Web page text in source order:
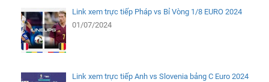
Link xem trực tiếp Pháp vs Bỉ Vòng 1/8 EURO 2024
01/07/2024
Link xem trực tiếp Anh vs Slovenia bảng C Euro 2024